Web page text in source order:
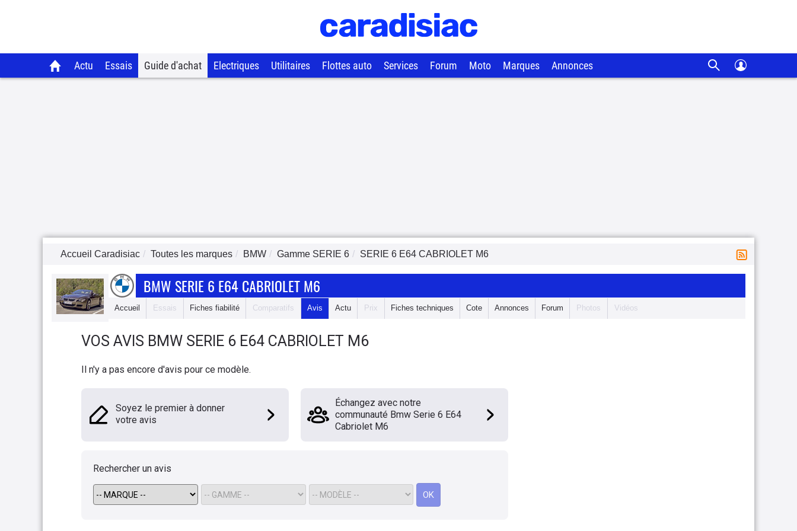
Actu Essais Guide d'achat Electriques Utilitaires Flottes auto Services Forum Moto Marques Annonces
Accueil Caradisiac Toutes les marques BMW Gamme SERIE 6 SERIE 6 E64 CABRIOLET M6
BMW SERIE 6 E64 CABRIOLET M6
Accueil Essais Fiches fiabilité Comparatifs Avis Actu Prix Fiches techniques Cote Annonces Forum Photos Vidéos
VOS AVIS BMW SERIE 6 E64 CABRIOLET M6
Il n'y a pas encore d'avis pour ce modèle.
Soyez le premier à donner
votre avis
Échangez avec notre
communauté Bmw Serie 6 E64
Cabriolet M6
Rechercher un avis
OK